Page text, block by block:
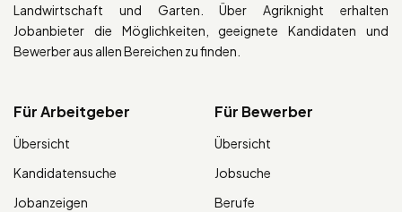
Landwirtschaft und Garten. Über Agriknight erhalten
Jobanbieter die Möglichkeiten, geeignete Kandidaten und
Bewerber aus allen Bereichen zu finden.
Für Arbeitgeber
Übersicht
Kandidatensuche
Jobanzeigen
Für Bewerber
Übersicht
Jobsuche
Berufe